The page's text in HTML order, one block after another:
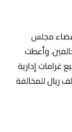
مجلس
وأعطت
غرامات إدارية
أقل جسامة، تصل إلى 500 ألف ريال للمخالفة